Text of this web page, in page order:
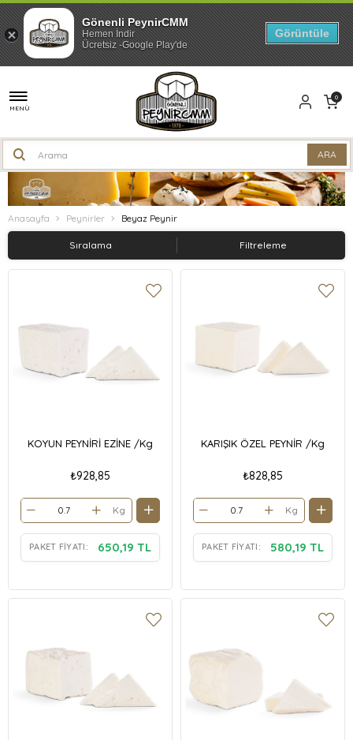
MENÜ
0
Anasayfa Peynirler Beyaz Peynir
Filtreleme
Sıralama
KOYUN PEYNİRİ EZİNE /Kg
₺928,85
Kg
PAKET FIYATI: 650,19 TL
KARIŞIK ÖZEL PEYNİR /Kg
₺828,85
Kg
PAKET FIYATI: 580,19 TL
Gönenli PeynirCMM
Hemen İndir
Ücretsiz -Google Play'de
Görüntüle